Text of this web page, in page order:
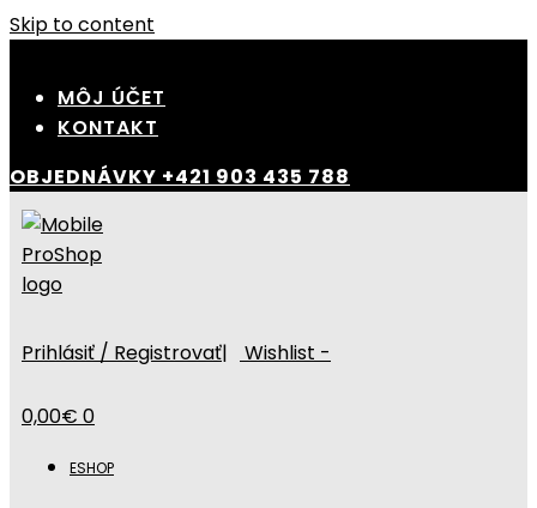
Skip to content
MÔJ ÚČET
KONTAKT
OBJEDNÁVKY +421 903 435 788
Prihlásiť / Registrovať| Wishlist -
0,00€ 0
ESHOP